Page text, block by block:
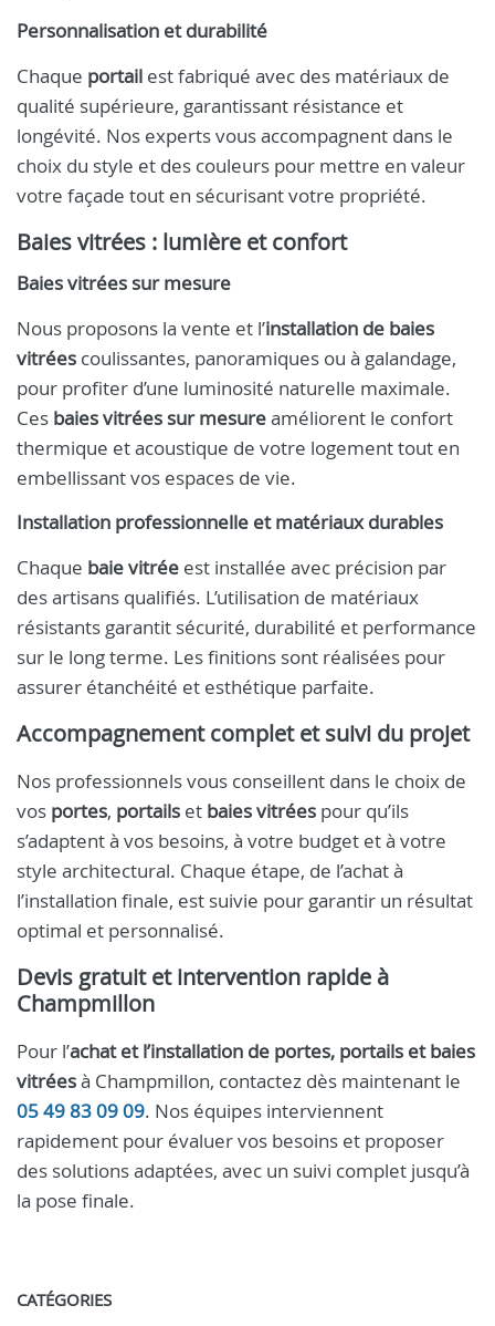
Personnalisation et durabilité
Chaque portail est fabriqué avec des matériaux de
qualité supérieure, garantissant résistance et
longévité. Nos experts vous accompagnent dans le
choix du style et des couleurs pour mettre en valeur
votre façade tout en sécurisant votre propriété.
Baies vitrées : lumière et confort
Baies vitrées sur mesure
Nous proposons la vente et l’installation de baies
vitrées coulissantes, panoramiques ou à galandage,
pour profiter d’une luminosité naturelle maximale.
Ces baies vitrées sur mesureaméliorent le confort
thermique et acoustique de votre logement tout en
embellissant vos espaces de vie.
Installation professionnelle et matériaux durables
Chaque baie vitrée est installée avec précision par
des artisans qualifiés. L’utilisation de matériaux
résistants garantit sécurité, durabilité et performance
sur le long terme. Les finitions sont réalisées pour
assurer étanchéité et esthétique parfaite.
Accompagnement complet et suivi du projet
Nos professionnels vous conseillent dans le choix de
vos portes, portails et baies vitrées pour qu’ils
s’adaptent à vos besoins, à votre budget et à votre
style architectural. Chaque étape, de l’achat à
l’installation finale, est suivie pour garantir un résultat
optimal et personnalisé.
Devis gratuit et intervention rapide à
Champmillon
Pour l’achat et l’installation de portes, portails et baies
vitréesà Champmillon, contactez dès maintenant le
05 49 83 09 09. Nos équipes interviennent
rapidement pour évaluer vos besoins et proposer
des solutions adaptées, avec un suivi complet jusqu’à
la pose finale.
CATÉGORIES